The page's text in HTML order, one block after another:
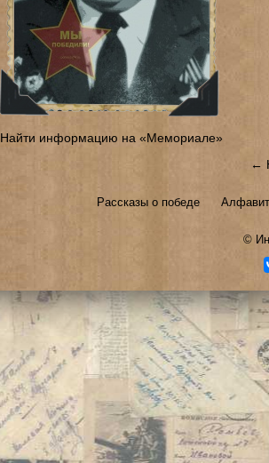
Найти информацию на «Мемориале»
←
Рассказы о победе
©